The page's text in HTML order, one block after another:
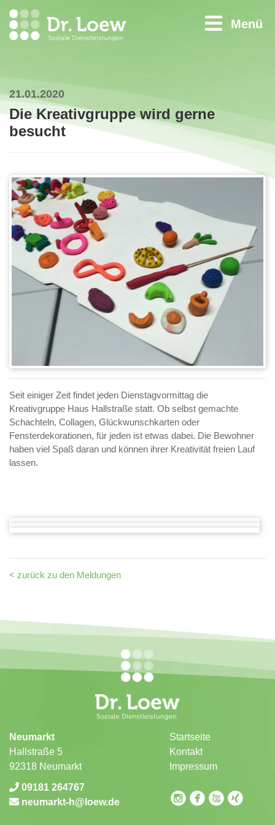
Menü
21.01.2020
Die Kreativgruppe wird gerne
besucht
Seit einiger Zeit findet jeden Dienstagvormittag die
Kreativgruppe Haus Hallstraße statt. Ob selbst gemachte
Schachteln, Collagen, Glückwunschkarten oder
Fensterdekorationen, für jeden ist etwas dabei. Die Bewohner
haben viel Spaß daran und können ihrer Kreativität freien Lauf
lassen.
< zurück zu den Meldungen
Neumarkt
Hallstraße 5
92318 Neumarkt
09181 264767
neumarkt-h
loew.de
Startseite
Kontakt
Impressum
circleinstagramcirclefacebookcircleyoutubecirclexing